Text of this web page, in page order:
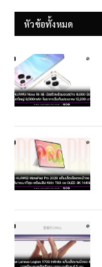
หัวข้อทั้งหมด